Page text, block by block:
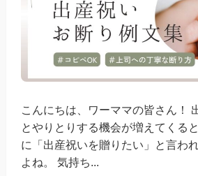
こんにちは、ワーママの皆さん！
とやりとりする機会が増えてくる
に「出産祝いを贈りたい」と言わ
よね。 気持ち...